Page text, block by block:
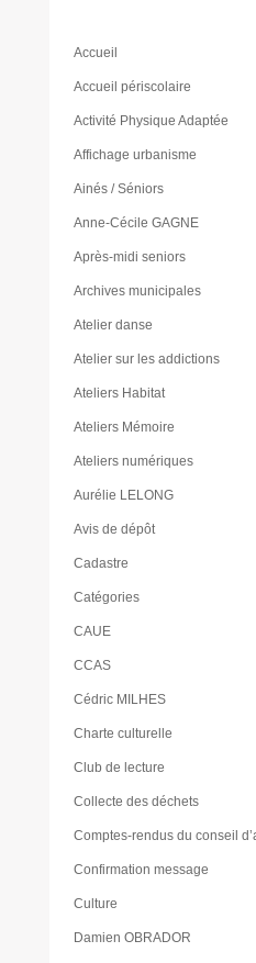
Accueil
Accueil périscolaire
Activité Physique Adaptée
Affichage urbanisme
Ainés / Séniors
Anne-Cécile GAGNE
Après-midi seniors
Archives municipales
Atelier danse
Atelier sur les addictions
Ateliers Habitat
Ateliers Mémoire
Ateliers numériques
Aurélie LELONG
Avis de dépôt
Cadastre
Catégories
CAUE
CCAS
Cédric MILHES
Charte culturelle
Club de lecture
Collecte des déchets
Comptes-rendus du conseil
Confirmation message
Culture
Damien OBRADOR